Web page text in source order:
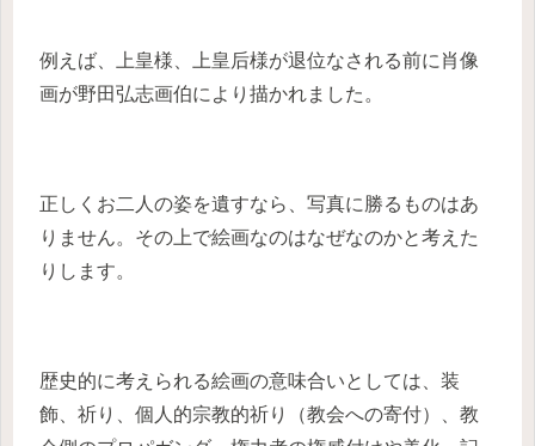
例えば、上皇様、上皇后様が退位なされる前に肖像
画が野田弘志画伯により描かれました。
正しくお二人の姿を遺すなら、写真に勝るものはあ
りません。その上で絵画なのはなぜなのかと考えた
りします。
歴史的に考えられる絵画の意味合いとしては、装
飾、祈り、個人的宗教的祈り（教会への寄付）、教